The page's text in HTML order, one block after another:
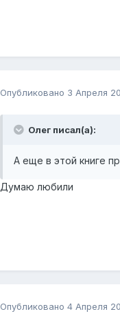
Опубликовано 3 Апреля
Олег писал(а):
А еще в этой книге
Думаю любили
Опубликовано 4 Апреля